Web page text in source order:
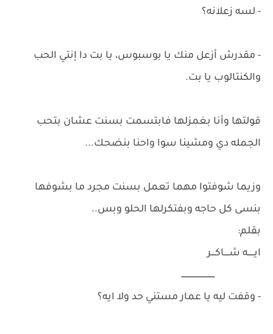
- لسه زعلانه؟
- مقدرش أزعل منك يا بوسبوس، يا بت دا إنتي الحب
والكنتالوب يا بت.
قولتها وأنا بغمزلها فابتسمت بسنت عشان بتحب
الجمله دي ومشينا سوا واحنا بنضحك...
وزيما شوفتوا مهما تعمل بسنت مجرد ما بشوفها
بنسى كل حاجه وبفتكرلها الحلو وبس..
بقلم:
ايـــــه شــــاكـــر
ـــــــــــــــــــــــــــ
- وقفت ليه يا عمار مستني حد ولا ايه؟